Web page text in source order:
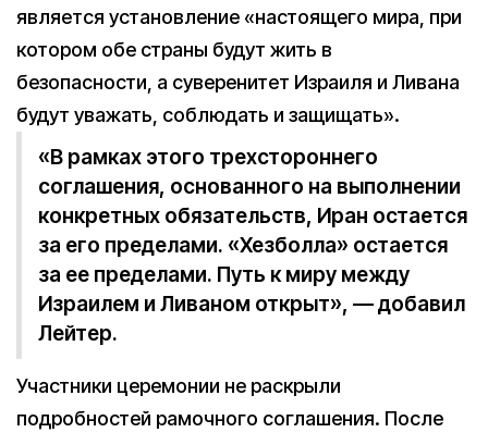
является установление «настоящего мира, при
котором обе страны будут жить в
безопасности, а суверенитет Израиля и Ливана
будут уважать, соблюдать и защищать».
«В рамках этого трехстороннего
соглашения, основанного на выполнении
конкретных обязательств, Иран остается
за его пределами. «Хезболла» остается
за ее пределами. Путь к миру между
Израилем и Ливаном открыт», — добавил
Лейтер.
Участники церемонии не раскрыли
подробностей рамочного соглашения. После